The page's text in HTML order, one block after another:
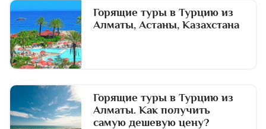
Горящие туры в Турцию из
Алматы, Астаны, Казахстана
Горящие туры в Турцию из
Алматы. Как получить
самую дешевую цену?